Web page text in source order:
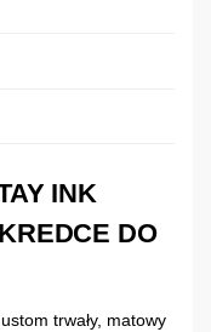
INK
DO
trwały, matowy